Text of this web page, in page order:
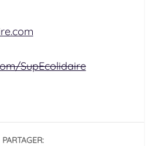
SupEcolidaire
PARTAGER: